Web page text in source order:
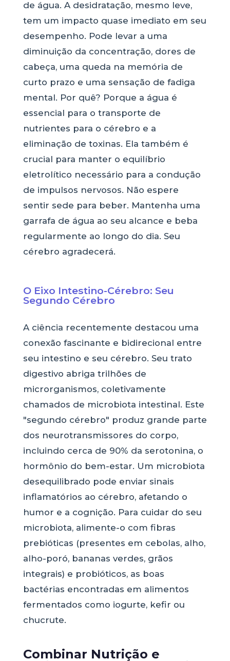
de água. A desidratação, mesmo leve,
tem um impacto quase imediato em seu
desempenho. Pode levar a uma
diminuição da concentração, dores de
cabeça, uma queda na memória de
curto prazo e uma sensação de fadiga
mental. Por quê? Porque a água é
essencial para o transporte de
nutrientes para o cérebro e a
eliminação de toxinas. Ela também é
crucial para manter o equilíbrio
eletrolítico necessário para a condução
de impulsos nervosos. Não espere
sentir sede para beber. Mantenha uma
garrafa de água ao seu alcance e beba
regularmente ao longo do dia. Seu
cérebro agradecerá.
O Eixo Intestino-Cérebro: Seu
Segundo Cérebro
A ciência recentemente destacou uma
conexão fascinante e bidirecional entre
seu intestino e seu cérebro. Seu trato
digestivo abriga trilhões de
microrganismos, coletivamente
chamados de microbiota intestinal. Este
"segundo cérebro" produz grande parte
dos neurotransmissores do corpo,
incluindo cerca de 90% da serotonina, o
hormônio do bem-estar. Um microbiota
desequilibrado pode enviar sinais
inflamatórios ao cérebro, afetando o
humor e a cognição. Para cuidar do seu
microbiota, alimente-o com fibras
prebióticas (presentes em cebolas, alho,
alho-poró, bananas verdes, grãos
integrais) e probióticos, as boas
bactérias encontradas em alimentos
fermentados como iogurte, kefir ou
chucrute.
Combinar Nutrição e